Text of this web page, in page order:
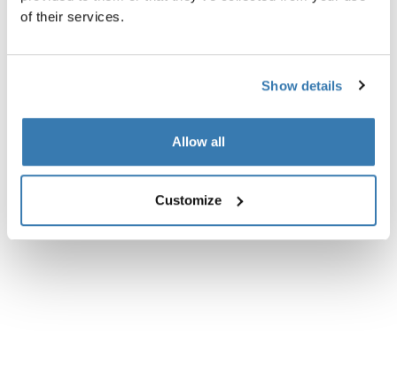
of their services.
Show details
Allow all
Customize